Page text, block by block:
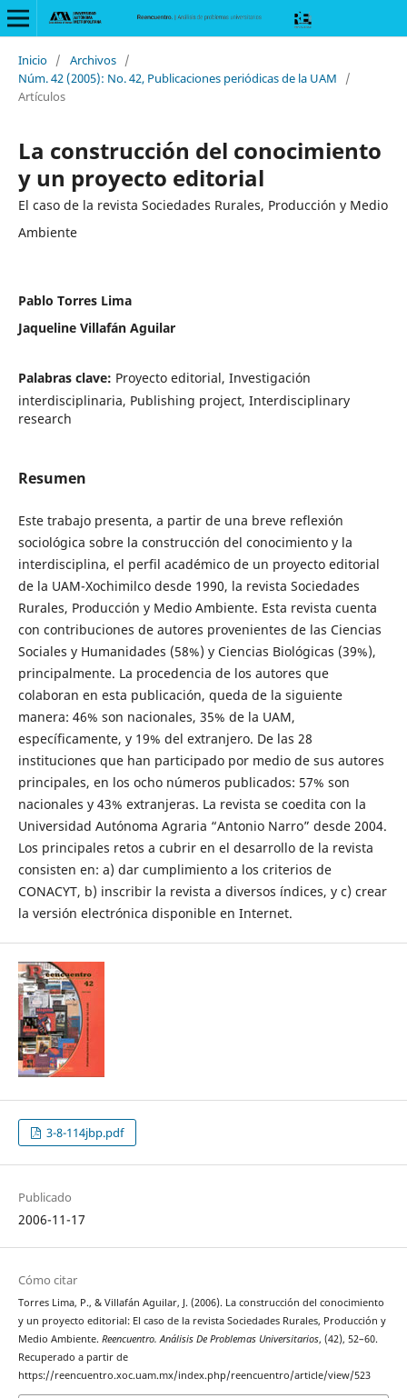
Inicio / Archivos /
Núm. 42 (2005): No. 42, Publicaciones periódicas de la UAM
/
Artículos
La construcción del conocimiento
y un proyecto editorial
El caso de la revista Sociedades Rurales, Producción y Medio
Ambiente
Pablo Torres Lima
Jaqueline Villafán Aguilar
Palabras clave: Proyecto editorial, Investigación
interdisciplinaria, Publishing project, Interdisciplinary
research
Resumen
Este trabajo presenta, a partir de una breve reflexión
sociológica sobre la construcción del conocimiento y la
interdisciplina, el perfil académico de un proyecto editorial
de la UAM-Xochimilco desde 1990, la revista Sociedades
Rurales, Producción y Medio Ambiente. Esta revista cuenta
con contribuciones de autores provenientes de las Ciencias
Sociales y Humanidades (58%) y Ciencias Biológicas (39%),
principalmente. La procedencia de los autores que
colaboran en esta publicación, queda de la siguiente
manera: 46% son nacionales, 35% de la UAM,
específicamente, y 19% del extranjero. De las 28
instituciones que han participado por medio de sus autores
principales, en los ocho números publicados: 57% son
nacionales y 43% extranjeras. La revista se coedita con la
Universidad Autónoma Agraria “Antonio Narro” desde 2004.
Los principales retos a cubrir en el desarrollo de la revista
consisten en: a) dar cumplimiento a los criterios de
CONACYT, b) inscribir la revista a diversos índices, y c) crear
la versión electrónica disponible en Internet.
3-8-114jbp.pdf
Publicado
2006-11-17
Cómo citar
Torres Lima, P., & Villafán Aguilar, J. (2006). La construcción del conocimiento
y un proyecto editorial: El caso de la revista Sociedades Rurales, Producción y
Medio Ambiente. Reencuentro. Análisis De Problemas Universitarios, (42), 52–60.
Recuperado a partir de
https://reencuentro.xoc.uam.mx/index.php/reencuentro/article/view/523